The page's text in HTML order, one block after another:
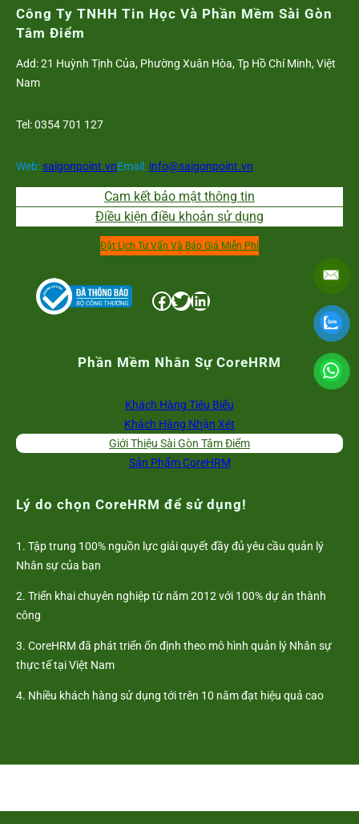
Công Ty TNHH Tin Học Và Phần Mềm Sài Gòn
Tâm Điểm
Add: 21 Huỳnh Tịnh Của, Phường Xuân Hòa, Tp Hồ Chí Minh, Việt
Nam
Tel: 0354 701 127
Web:saigonpoint.vnEmail: info@saigonpoint.vn
Cam kết bảo mật thông tin
Điều kiện điều khoản sử dụng
Đặt Lịch Tư Vấn Và Báo Giá Miễn Phí
Facebook Twitter LinkedIn
Phần Mềm Nhân Sự CoreHRM
Khách Hàng Tiêu Biểu
Khách Hàng Nhận Xét
Giới Thiệu Sài Gòn Tâm Điểm
Sản Phẩm CoreHRM
Lý do chọn CoreHRM để sử dụng!
1. Tập trung 100% nguồn lực giải quyết đầy đủ yêu cầu quản lý
Nhân sự của bạn
2. Triển khai chuyên nghiệp từ năm 2012 với 100% dự án thành
công
3. CoreHRM đã phát triển ổn định theo mô hình quản lý Nhân sự
thực tế tại Việt Nam
4. Nhiều khách hàng sử dụng tới trên 10 năm đạt hiệu quả cao